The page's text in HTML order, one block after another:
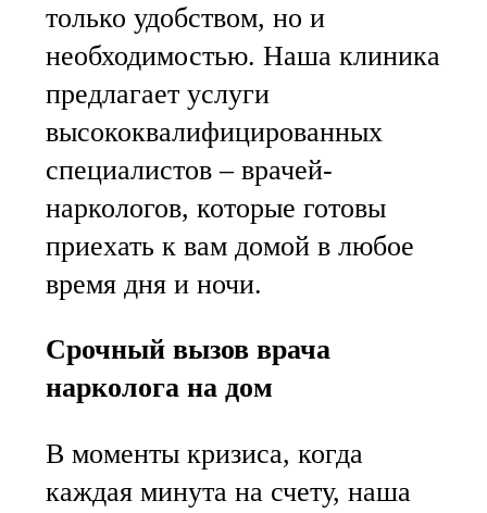
только удобством, но и
необходимостью. Наша клиника
предлагает услуги
высококвалифицированных
специалистов – врачей-
наркологов, которые готовы
приехать к вам домой в любое
время дня и ночи.
Срочный вызов врача
нарколога на дом
В моменты кризиса, когда
каждая минута на счету, наша